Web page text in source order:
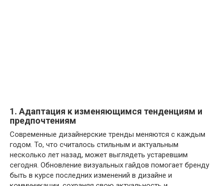
1. Адаптация к изменяющимся тенденциям и
предпочтениям
Современные дизайнерские тренды меняются с каждым
годом. То, что считалось стильным и актуальным
несколько лет назад, может выглядеть устаревшим
сегодня. Обновление визуальных гайдов помогает бренду
быть в курсе последних изменений в дизайне и